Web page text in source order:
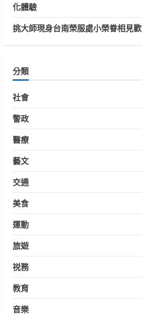
化體驗
挑大師現身台南榮服處小榮眷相見歡
分類
社會
警政
醫療
藝文
交通
美食
運動
旅遊
祱務
教育
音樂